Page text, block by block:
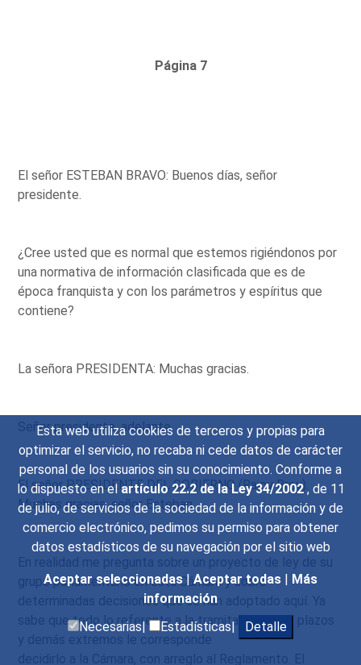
Esta web utiliza cookies de terceros y propias para
optimizar el servicio, no recaba ni cede datos de carácter
personal de los usuarios sin su conocimiento. Conforme a
lo dispuesto en elartículo 22.2 de la Ley 34/2002, de 11
de julio, de servicios de la sociedad de la información y de
comercio electrónico, pedimos su permiso para obtener
datos estadísticos de su navegación por el sitio web
Aceptar seleccionadas|Aceptar todas | Más
información
Necesarias|
Estadísticas| Detalle
Página 7
El señor ESTEBAN BRAVO: Buenos días, señor
presidente.
¿Cree usted que es normal que estemos rigiéndonos por
una normativa de información clasificada que es de
época franquista y con los parámetros y espíritus que
contiene?
La señora PRESIDENTA: Muchas gracias.
Señor presidente, adelante.
El señor PRESIDENTE DEL GOBIERNO (Rajoy Brey):
Muchas gracias, señor Esteban.
En realidad me pregunta sobre un proyecto de ley de su
grupo parlamentario en esta Cámara y sobre
determinadas decisiones que se han adoptado aquí. Ya
sabe que todo lo referente a la tramitación, a los plazos
y demás extremos le corresponde
decidirlo a la Cámara, con arreglo al Reglamento. El